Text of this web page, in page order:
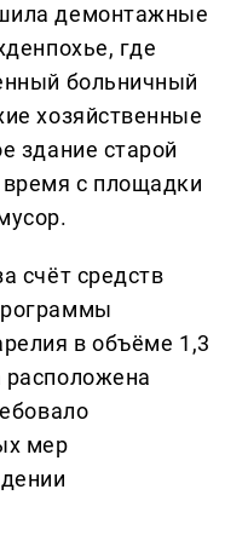
демонтажные
где
больничный
хозяйственные
здание старой
с площадки
счёт средств
в объёме 1,3
мер